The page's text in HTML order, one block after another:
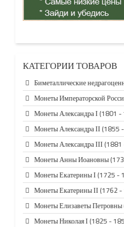
КАТЕГОРИИ ТОВАРОВ
Биметаллические
Монеты Императорской
Монеты Александра І (1801 -
Монеты Александра ІІ (1855
Монеты Александра ІІІ
Монеты Анны Иоановны
Монеты Екатерины І (1725 -
Монеты Екатерины ІІ (1762 -
Монеты Елизаветы
Монеты Николая І (1825 -